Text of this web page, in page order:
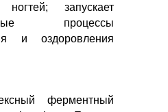
запускает
процессы
и оздоровления
ферментный